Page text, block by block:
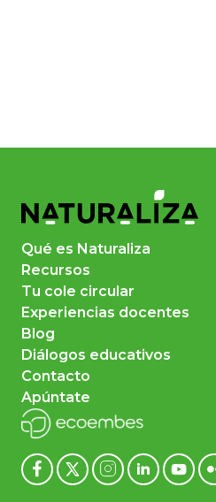
Qué es Naturaliza
Recursos
Tu cole circular
Experiencias docentes
Blog
Diálogos educativos
Contacto
Apúntate